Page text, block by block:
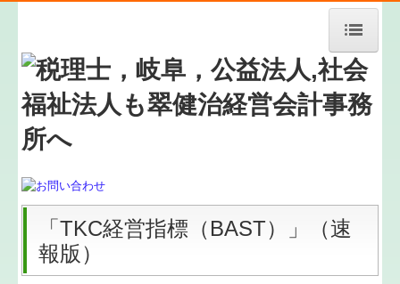
HOME
事務所紹介
経営理念
料金案内
メールでのお問い合わせ
業務案内
「TKC経営指標（BAST）」
（速
報版）